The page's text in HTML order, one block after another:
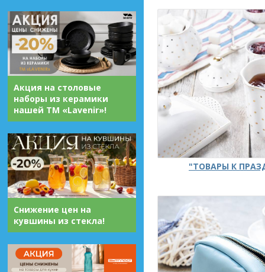
Акция на столовые
наборы из керамики
нашей ТМ «Lavenir»!
Снижение цен на
кувшины из стекла!
"ТОВАРЫ К